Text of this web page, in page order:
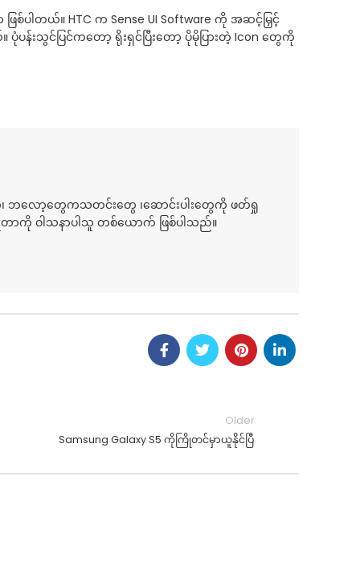
ပါတယ်။ HTC က Sense UI Software ကို အဆင့်မြှင့်
ပန်းသွင်ပြင်ကတော့ ရိုးရှင်ပြီးတော့ ပိုမိုပြားတဲ့ Icon တွေကို
က်၊ ဘလော့တွေကသတင်းတွေ ၊ဆောင်းပါးတွေကို ဖတ်ရှု
ာကို ဝါသနာပါသူ တစ်ယောက် ဖြစ်ပါသည်။
Older
Samsung Galaxy S5 ကိုကြိုတင်မှာယူနိုင်ပြီ